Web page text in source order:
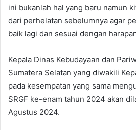
ini bukanlah hal yang baru namun
dari perhelatan sebelumnya agar
baik lagi dan sesuai dengan
Kepala Dinas Kebudayaan dan
Sumatera Selatan yang diwakili
pada kesempatan yang sama
SRGF ke-enam tahun 2024 akan
Agustus 2024.